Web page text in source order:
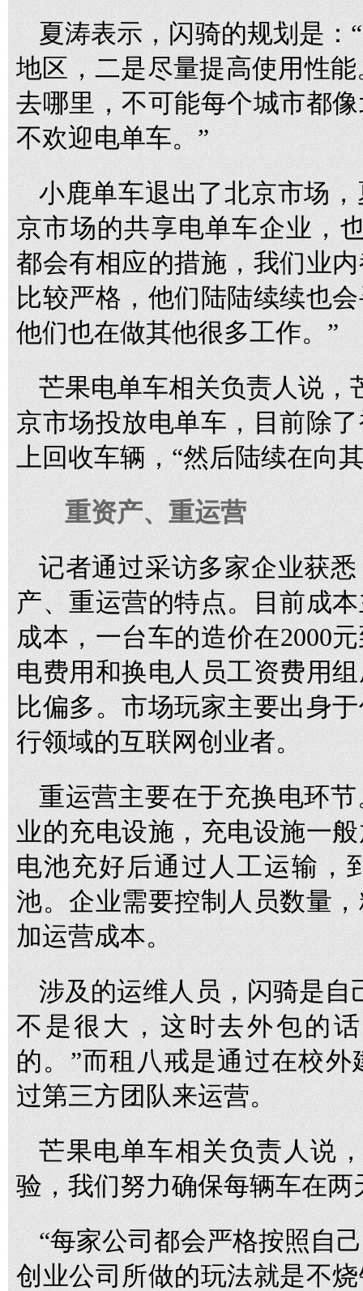
夏涛表示，闪骑的规划是：
地区，二是尽量提高使用性
去哪里，不可能每个城市都
不欢迎电单车。”
小鹿单车退出了北京市场
京市场的共享电单车企业，
都会有相应的措施，我们业
比较严格，他们陆陆续续也
他们也在做其他很多工作。”
芒果电单车相关负责人说，
京市场投放电单车，目前除
上回收车辆，“然后陆续在向
重资产、重运营
记者通过采访多家企业获
产、重运营的特点。目前成
成本，一台车的造价在2000
电费用和换电人员工资费用
比偏多。市场玩家主要出身
行领域的互联网创业者。
重运营主要在于充换电环
业的充电设施，充电设施一
电池充好后通过人工运输，
池。企业需要控制人员数量
加运营成本。
涉及的运维人员，闪骑是自
不是很大，这时去外包的
的。”而租八戒是通过在校
过第三方团队来运营。
芒果电单车相关负责人说
验，我们努力确保每辆车在两
“每家公司都会严格按照自
创业公司所做的玩法就是不